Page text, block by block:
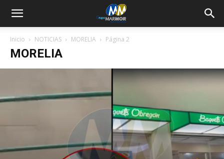
Inicio NOTICIAS MORELIA Página 2
MORELIA